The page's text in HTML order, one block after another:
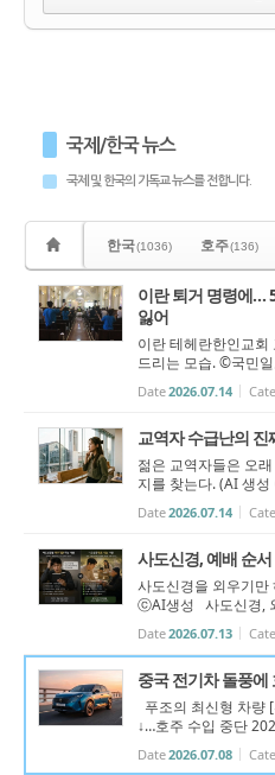
국제/한국 뉴스
국제 및 한국의 기독교 뉴스를 전합니다.
한국(1036) 호주(136)
이란 퇴거 명령에…
잃어
이란 테헤란한인교
드리는 모습. ©국민
의 테헤란한인교회
을 잃고 새 예배처 마
Date2026.07.14
교역자 수급난의
젊은 교역자들은 오
지를 찾는다. (AI 생
수 있는 곳 원해" 교
문제'라고 말한다. 그
Date2026.07.14
사도신경, 예배 순
사도신경을 외우기만
ⓒAI생성 사도신경,
예배 때마다 자연스
그 의미를 깊이 생각
에서 사도신경은 예
Date2026.07.13
중국 전기차 돌풍에
푸조의 최신형 차량
↓…호주 수입 중단
매…수입차 1위 푸조,
전략 발표 푸조가
Date2026.07.08